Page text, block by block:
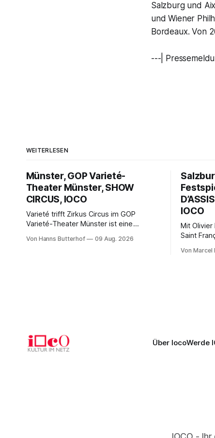
Salzburg und
und Wiener
Bordeaux. Von
---|
WEITERLESEN
Münster, GOP Varieté-
Theater Münster, SHOW
CIRCUS, IOCO
Varieté trifft Zirkus Circus im GOP
Varieté-Theater Münster ist eine
und Alt Von Hanns Butterhof Wenn sich
Von Hanns Butterhof 09 Aug. 2026
IOCO
Mit
Saint
Von Marcel
Über IocoWerde